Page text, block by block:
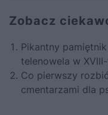
Zobacz
Pikantny
telenowela w
Co pierwszy
cmentarzami dla